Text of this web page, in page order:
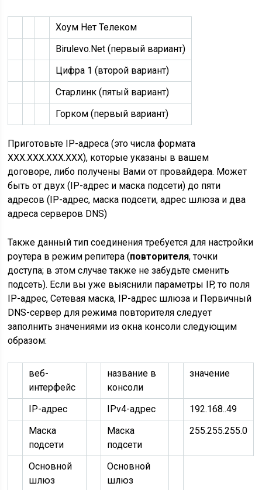
Хоум Нет Телеком
Birulevo.Net (первый вариант)
Цифра 1 (второй вариант)
Старлинк (пятый вариант)
Горком (первый вариант)
Приготовьте IP-адреса (это числа формата
XXX.XXX.XXX.XXX), которые указаны в вашем
договоре, либо получены Вами от провайдера. Может
быть от двух (IP-адрес и маска подсети) до пяти
адресов (IP-адрес, маска подсети, адрес шлюза и два
адреса серверов DNS)
Также данный тип соединения требуется для настройки
роутера в режим репитера (повторителя, точки
доступа; в этом случае также не забудьтесменить
подсеть). Если вы уже выяснили параметры IP, то поля
IP-адрес, Сетевая маска, IP-адрес шлюза и Первичный
DNS-сервер для режима повторителя следует
заполнить значениями из окна консоли следующим
образом:
веб-
интерфейс
название в
консоли
значение
IP-адрес IPv4-адрес 192.168..49
Маска
подсети
Маска
подсети
255.255.255.0
Основной
шлюз
Основной
шлюз